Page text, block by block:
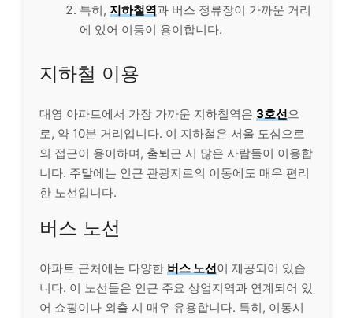
특히, 지하철역과 버스 정류장이 가까운 거리
에 있어 이동이 용이합니다.
지하철 이용
대영 아파트에서 가장 가까운 지하철역은 3호선으
로, 약 10분 거리입니다. 이 지하철은 서울 도심으로
의 접근이 용이하며, 출퇴근 시 많은 사람들이 이용합
니다. 주말에는 인근 관광지로의 이동에도 매우 편리
한 노선입니다.
버스 노선
아파트 근처에는 다양한 버스 노선이 제공되어 있습
니다. 이 노선들은 인근 주요 상업지역과 연계되어 있
어 쇼핑이나 외출 시 매우 유용합니다. 특히, 이동시